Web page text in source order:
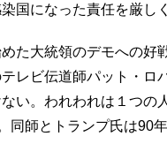
国になった責任を厳し
た大統領のデモへの好
レビ伝道師パット・ロ
い。われわれは１つの
同師とトランプ氏は90